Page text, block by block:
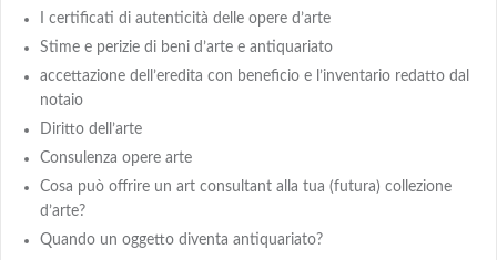
I certificati di autenticità delle opere d’arte
Stime e perizie di beni d’arte e antiquariato
accettazione dell’eredita con beneficio e l’inventario redatto dal
notaio
Diritto dell’arte
Consulenza opere arte
Cosa può offrire un art consultant alla tua (futura) collezione
d’arte?
Quando un oggetto diventa antiquariato?